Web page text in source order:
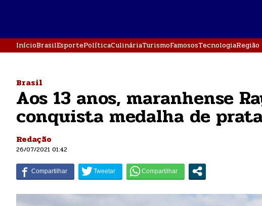
InícioBrasilEsportePolíticaCulináriaTurismoFamososTecnologia
Brasil
Aos 13 anos, maranhense
conquista medalha de
Redação
26/07/2021 01:42